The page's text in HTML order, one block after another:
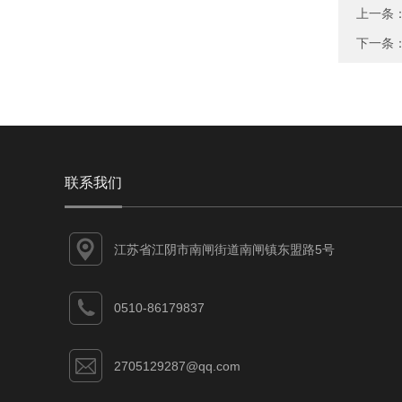
上一条
下一条
联系我们
江苏省江阴市南闸街道南闸镇东盟路5号
0510-86179837
2705129287@qq.com